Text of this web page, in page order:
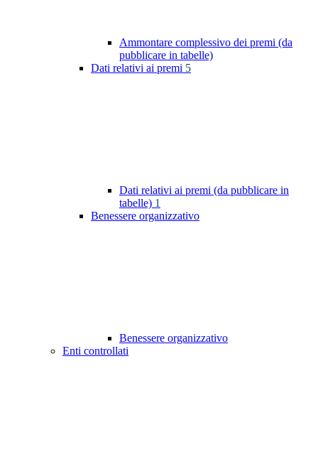
Ammontare complessivo dei premi (da
pubblicare in tabelle)
Dati relativi ai premi 5
Dati relativi ai premi (da pubblicare in
tabelle) 1
Benessere organizzativo
Benessere organizzativo
Enti controllati